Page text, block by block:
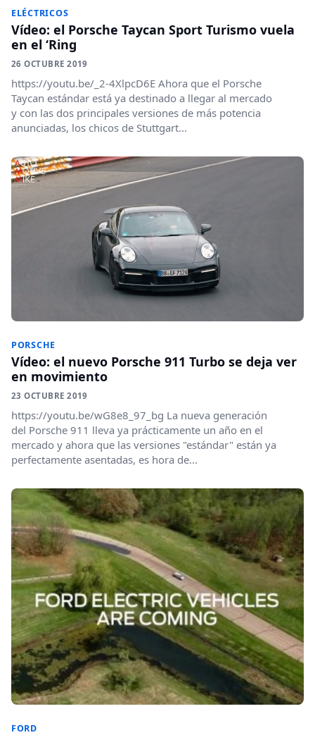
ELÉCTRICOS
Vídeo: el Porsche Taycan Sport Turismo vuela
en el ‘Ring
26 OCTUBRE 2019
https://youtu.be/_2-4XlpcD6E Ahora que el Porsche
Taycan estándar está ya destinado a llegar al mercado
y con las dos principales versiones de más potencia
anunciadas, los chicos de Stuttgart...
PORSCHE
Vídeo: el nuevo Porsche 911 Turbo se deja ver
en movimiento
23 OCTUBRE 2019
https://youtu.be/wG8e8_97_bg La nueva generación
del Porsche 911 lleva ya prácticamente un año en el
mercado y ahora que las versiones "estándar" están ya
perfectamente asentadas, es hora de...
FORD